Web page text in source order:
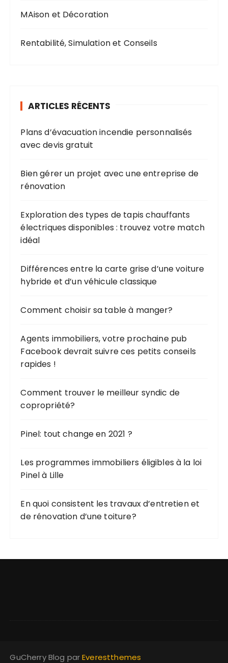
MAison et Décoration
Rentabilité, Simulation et Conseils
ARTICLES RÉCENTS
Plans d’évacuation incendie personnalisés
avec devis gratuit
Bien gérer un projet avec une entreprise de
rénovation
Exploration des types de tapis chauffants
électriques disponibles : trouvez votre match
idéal
Différences entre la carte grise d’une voiture
hybride et d’un véhicule classique
Comment choisir sa table à manger?
Agents immobiliers, votre prochaine pub
Facebook devrait suivre ces petits conseils
rapides !
Comment trouver le meilleur syndic de
copropriété?
Pinel: tout change en 2021 ?
Les programmes immobiliers éligibles à la loi
Pinel à Lille
En quoi consistent les travaux d’entretien et
de rénovation d’une toiture?
GuCherry Blog parEverestthemes